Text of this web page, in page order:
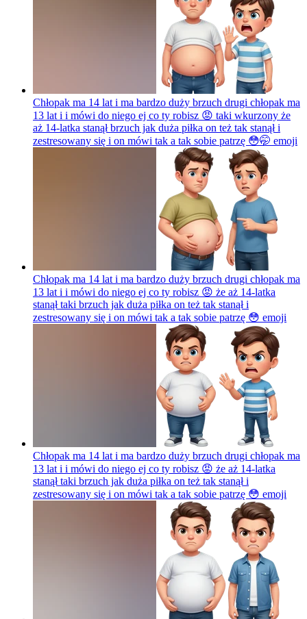
Chłopak ma 14 lat i ma bardzo duży brzuch drugi chłopak ma
13 lat i i mówi do niego ej co ty robisz 😡 taki wkurzony że
aż 14-latka stanął brzuch jak duża piłka on też tak stanął i
zestresowany się i on mówi tak a tak sobie patrzę 😳🤭 emoji
Chłopak ma 14 lat i ma bardzo duży brzuch drugi chłopak ma
13 lat i i mówi do niego ej co ty robisz 😡 że aż 14-latka
stanął taki brzuch jak duża piłka on też tak stanął i
zestresowany się i on mówi tak a tak sobie patrzę 😳 emoji
Chłopak ma 14 lat i ma bardzo duży brzuch drugi chłopak ma
13 lat i i mówi do niego ej co ty robisz 😡 że aż 14-latka
stanął taki brzuch jak duża piłka on też tak stanął i
zestresowany się i on mówi tak a tak sobie patrzę 😳 emoji